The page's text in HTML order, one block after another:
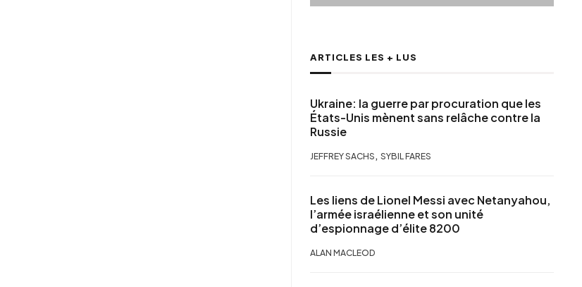
ARTICLES LES + LUS
Ukraine: la guerre par procuration que les
États-Unis mènent sans relâche contre la
Russie
JEFFREY SACHS , SYBIL FARES
Les liens de Lionel Messi avec Netanyahou,
l’armée israélienne et son unité
d’espionnage d’élite 8200
ALAN MACLEOD